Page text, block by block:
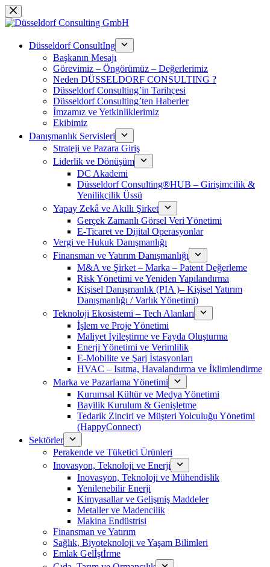
跳
过
Düsseldorf ConsultIng
Başkanın Mesajı
Görevimiz – Öngörümüz – Değerlerimiz
Neden DÜSSELDORF CONSULTING ?
Düsseldorf Consulting’in Tarihçesi
Düsseldorf Consulting’ten Haberler
İmzamız ve Yetkinliklerimiz
Ekibimiz
Danışmanlık Servisleri
Strateji ve Pazara Giriş
Liderlik ve Dönüşüm
DC Akademi
Düsseldorf Consulting®HUB – Girişimcilik &
Yenilikçilik Üssü
Yapay Zekâ ve Akıllı Şirket
Gerçek Zamanlı Görsel Veri Yönetimi
E-Ticaret ve Dijital Operasyonlar
Vergi ve Hukuk Danışmanlığı
Finansman ve Yatırım Danışmanlığı
M&A ve Şirket – Marka – Patent Değerleme
Risk Yönetimi ve Yeniden Yapılandırma
Kişisel Danışmanlık (PIA )– Kişisel Yatırım
Danışmanlığı / Varlık Yönetimi)
Teknoloji Ekosistemi – Tech Alanları
İşlem ve Proje Yönetimi
Maliyet İyileştirme ve Fayda Oluşturma
Enerji Yönetimi ve Verimlilik
E-Mobilite ve Şarj İstasyonları
HVAC – Isıtma, Havalandırma ve İklimlendirme
Marka ve Pazarlama Yönetimi
Kurumsal Kültür ve Medya Yönetimi
Bayilik Kurulum & Genişletme
Tedarik Zinciri ve Müşteri Yolculuğu Yönetimi
(HappyConnect)
Sektörler
Perakende ve Tüketici Ürünleri
Inovasyon, Teknoloji ve Enerji
Inovasyon, Teknoloji ve Mühendislik
Yenilenebilir Enerji
Kimyasallar ve Gelişmiş Maddeler
Metaller ve Madencilik
Makina Endüstrisi
Finansman ve Yatırım
Sağlık, Biyoteknoloji ve Yaşam Bilimleri
Emlak Gelİştİrme